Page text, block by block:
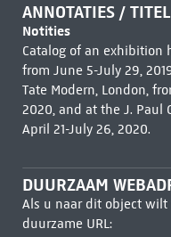
ANNOTATIES /
Notities
Catalog of an exhibition
from June 5-July 29,
Tate Modern, London,
2020, and at the J. Paul
April 21-July 26, 2020.
DUURZAAM
Als u naar dit object
duurzame URL: